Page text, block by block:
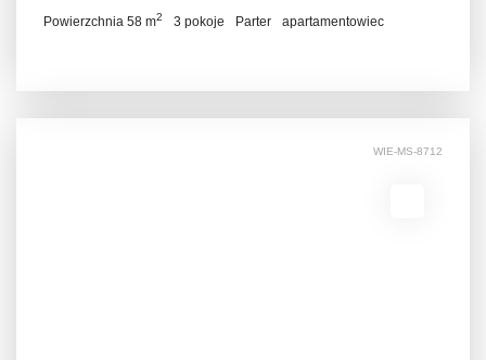
Powierzchnia 58 m2 3 pokoje Parter apartamentowiec
WIE-MS-8712